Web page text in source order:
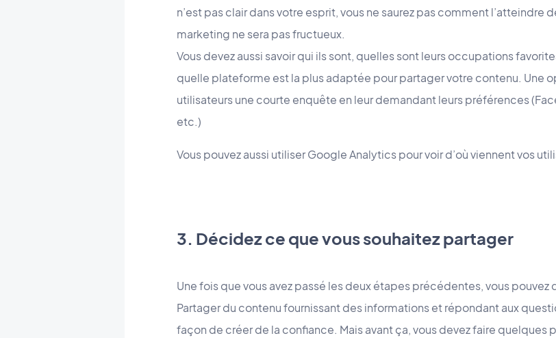
n’est pas clair dans votre esprit, vous ne saurez pas comment l’atteindre
marketing ne sera pas fructueux.
Vous devez aussi savoir qui ils sont, quelles sont leurs occupations
quelle plateforme est la plus adaptée pour partager votre contenu. Une
utilisateurs une courte enquête en leur demandant leurs préférences
etc.)
Vous pouvez aussi utiliser Google Analytics pour voir d’où viennent vos
3. Décidez ce que vous souhaitez partager
Une fois que vous avez passé les deux étapes précédentes, vous
Partager du contenu fournissant des informations et répondant aux
façon de créer de la confiance. Mais avant ça, vous devez faire quelques